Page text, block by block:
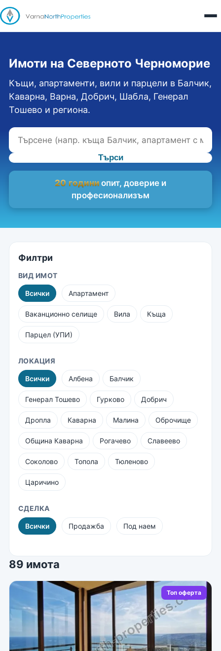
Имоти на Северното Черноморие
Къщи, апартаменти, вили и парцели в Балчик,
Каварна, Варна, Добрич, Шабла, Генерал
Тошево и региона.
Търси
20 години опит, доверие и
професионализъм
Филтри
ВИД ИМОТ
Всички Апартамент
Ваканционно селище Вила Къща
Парцел (УПИ)
ЛОКАЦИЯ
Всички Албена Балчик
Генерал Тошево Гурково Добрич
Дропла Каварна Малина Оброчище
Община Каварна Рогачево Славеево
Соколово Топола Тюленово
Царичино
СДЕЛКА
Всички Продажба Под наем
89 имота
Топ оферта